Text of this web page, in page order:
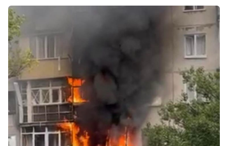
ȘTIREA MEA
Fotografie
+ Încarcă imagine
Link media
+ Link media
Mesajul știrei
+ Mesajul știrei